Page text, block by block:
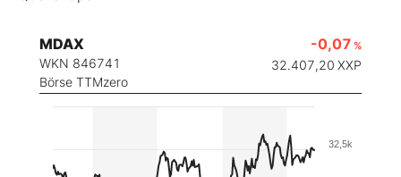
MDAX
WKN 846741
Börse TTMzero
-0,07 %
32.407,20 XXP
32,5k